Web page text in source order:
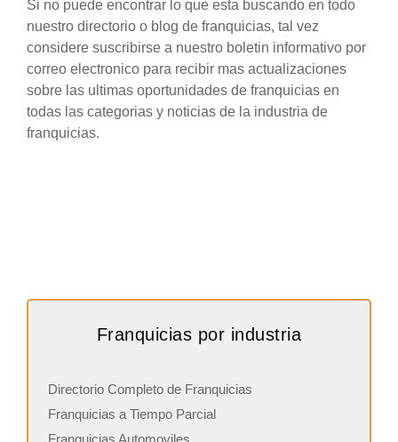
Si no puede encontrar lo que esta buscando en todo
nuestro directorio o blog de franquicias, tal vez
considere suscribirse a nuestro boletin informativo por
correo electronico para recibir mas actualizaciones
sobre las ultimas oportunidades de franquicias en
todas las categorias y noticias de la industria de
franquicias.
Franquicias por industria
Directorio Completo de Franquicias
Franquicias a Tiempo Parcial